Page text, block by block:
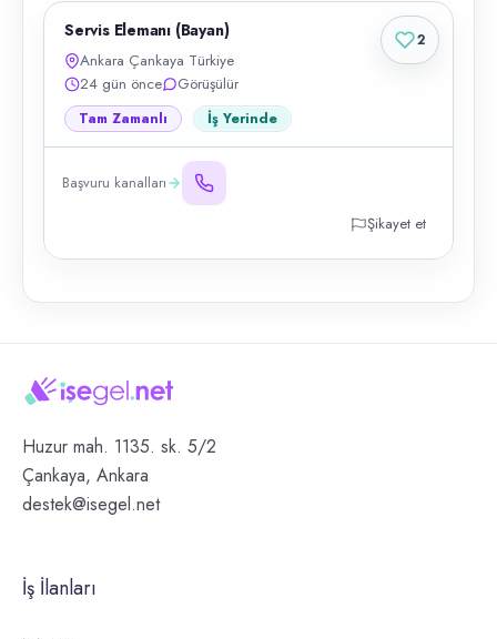
Servis Elemanı (Bayan)
Ankara Çankaya Türkiye
24 gün önce
Görüşülür
Tam Zamanlı İş Yerinde
Başvuru kanalları
Şikayet et
2
Huzur mah. 1135. sk. 5/2
Çankaya, Ankara
destek@isegel.net
İş İlanları